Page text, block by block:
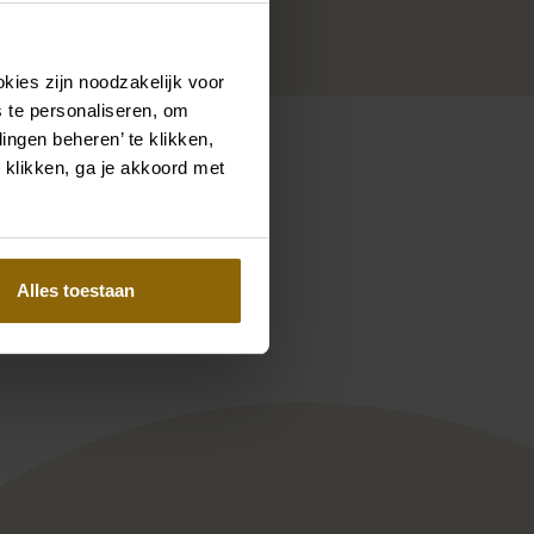
zijn noodzakelijk voor
personaliseren, om
beheren’ te klikken,
klikken, ga je akkoord met
Alles toestaan
Pinterest
Modeca Curves Elmas-C